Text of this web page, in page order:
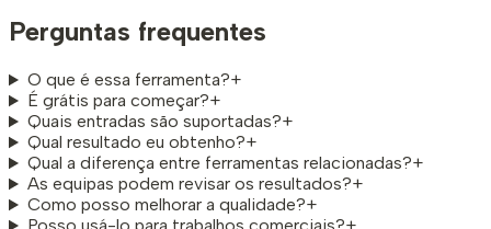
Perguntas frequentes
O que é essa ferramenta?+
É grátis para começar?+
Quais entradas são suportadas?+
Qual resultado eu obtenho?+
Qual a diferença entre ferramentas relacionadas?+
As equipas podem revisar os resultados?+
Como posso melhorar a qualidade?+